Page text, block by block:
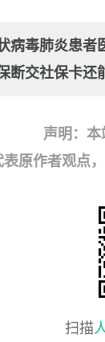
病毒肺炎患者
断交社保卡还
声明：
表原作者观点
扫描